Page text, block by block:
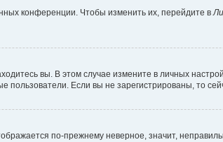
конференции. Чтобы изменить их, перейдите в
вы. В этом случае измените в личных
пользователи. Если вы не зарегистрированы, то
по-прежнему неверное, значит,